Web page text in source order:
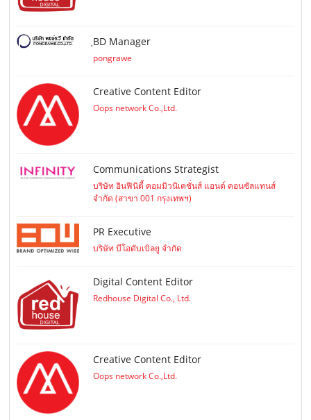
ฺBD Manager
pongrawe
Creative Content Editor
Oops network Co.,Ltd.
Communications Strategist
บริษัท อินฟินิตี้ คอมมิวนิเคชั่นส์ แอนด์ คอนซัลแทนส์
จำกัด (สาขา 001 กรุงเทพฯ)
PR Executive
บริษัท บีโอดับเบิลยู จำกัด
Digital Content Editor
Redhouse Digital Co., Ltd.
Creative Content Editor
Oops network Co.,Ltd.